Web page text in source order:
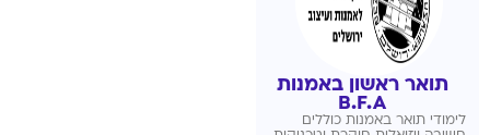
תואר ראשון באמנות
B.F.A
לימודי תואר באמנות כוללים